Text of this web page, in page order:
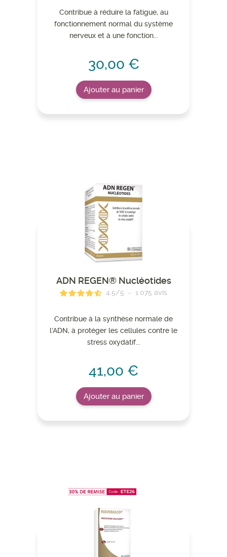
Contribue à réduire la fatigue, au
fonctionnement normal du système
nerveux et à une fonction...
30,00 €
Ajouter au panier
ADN REGEN® Nucléotides
4.5/5 - 1 075 avis
Contribue à la synthèse normale de
l’ADN, à protéger les cellules contre le
stress oxydatif...
41,00 €
Ajouter au panier